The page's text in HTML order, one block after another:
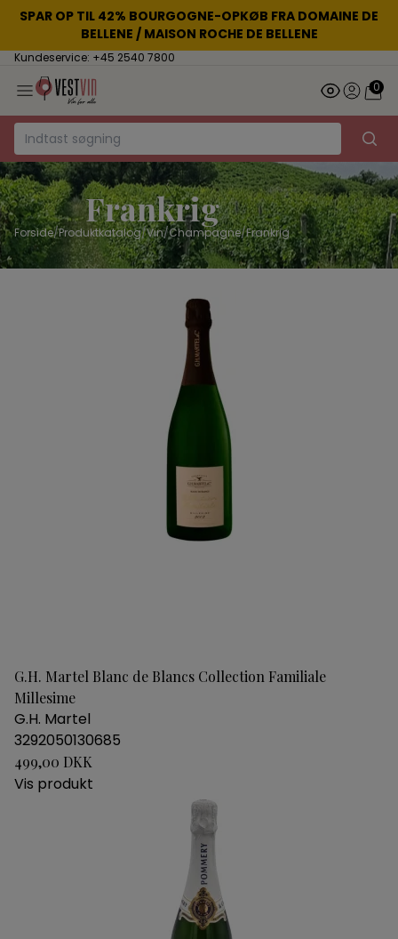
SPAR OP TIL 42% BOURGOGNE-OPKØB FRA DOMAINE DE
BELLENE / MAISON ROCHE DE BELLENE
Kundeservice: +45 2540 7800
0
Frankrig
Forside/Produktkatalog/Vin/Champagne/Frankrig
G.H. Martel Blanc de Blancs Collection Familiale
Millesime
G.H. Martel
3292050130685
499,00 DKK
Vis produkt